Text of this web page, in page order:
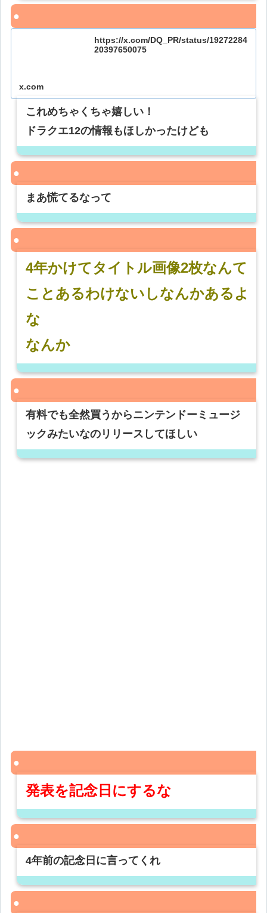
https://x.com/DQ_PR/status/19272284
20397650075
x.com
これめちゃくちゃ嬉しい！
ドラクエ12の情報もほしかったけども
まあ慌てるなって
4年かけてタイトル画像2枚なんて
ことあるわけないしなんかあるよ
な
なんか
有料でも全然買うからニンテンドーミュージ
ックみたいなのリリースしてほしい
発表を記念日にするな
4年前の記念日に言ってくれ